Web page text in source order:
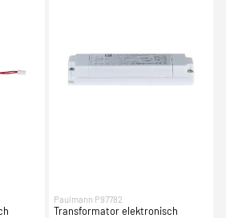
Paulmann P97782
Transformator elektronisch